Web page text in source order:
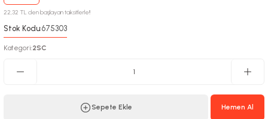
22,32 TL den başlayan taksitlerle!!
Stok Kodu:675303
Kategori:2SC
Sepete Ekle Hemen Al